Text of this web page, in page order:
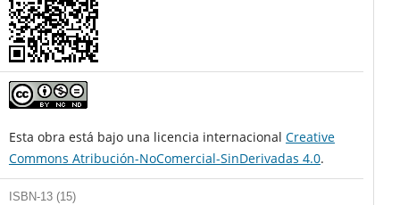
Esta obra está bajo una licencia internacional Creative
Commons Atribución-NoComercial-SinDerivadas 4.0.
ISBN-13 (15)